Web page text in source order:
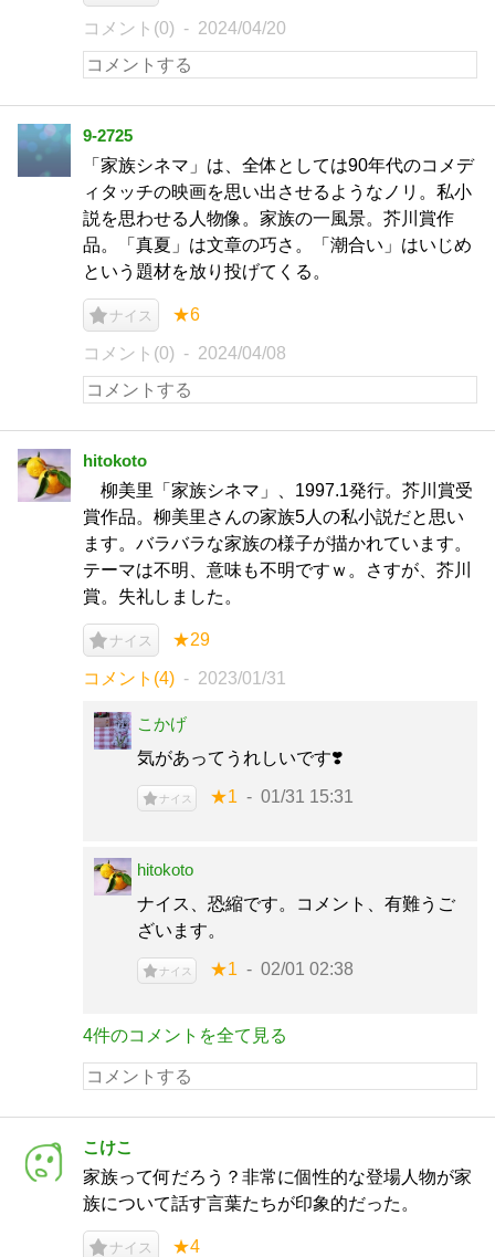
コメント(0) 2024/04/20
9-2725
「家族シネマ」は、全体としては90年代のコメデ
ィタッチの映画を思い出させるようなノリ。私小
説を思わせる人物像。家族の一風景。芥川賞作
品。「真夏」は文章の巧さ。「潮合い」はいじめ
という題材を放り投げてくる。
ナイス ★6
コメント(0) 2024/04/08
hitokoto
柳美里「家族シネマ」、1997.1発行。芥川賞受
賞作品。柳美里さんの家族5人の私小説だと思い
ます。バラバラな家族の様子が描かれています。
テーマは不明、意味も不明ですｗ。さすが、芥川
賞。失礼しました。
ナイス ★29
コメント(4) 2023/01/31
こかげ
気があってうれしいです❣️
ナイス ★1 01/31 15:31
hitokoto
ナイス、恐縮です。コメント、有難うご
ざいます。
ナイス ★1 02/01 02:38
4件のコメントを全て見る
こけこ
家族って何だろう？非常に個性的な登場人物が家
族について話す言葉たちが印象的だった。
ナイス ★4